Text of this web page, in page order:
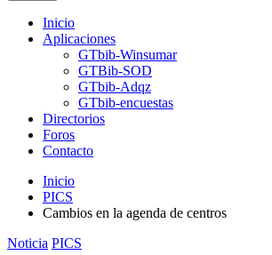
Inicio
Aplicaciones
GTbib-Winsumar
GTBib-SOD
GTbib-Adqz
GTbib-encuestas
Directorios
Foros
Contacto
Inicio
PICS
Cambios en la agenda de centros
Noticia PICS